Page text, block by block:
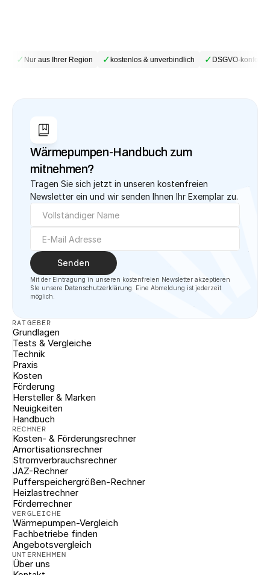
✓Nur aus Ihrer Region ✓kostenlos & unverbindlich ✓DSGVO-konform
Wärmepumpen-Handbuch zum
mitnehmen?
Tragen Sie sich jetzt in unseren kostenfreien
Newsletter ein und wir senden Ihnen Ihr Exemplar zu.
Senden
Mit der Eintragung in unseren kostenfreien Newsletter akzeptieren
SIe unsere Datenschutzerklärung . Eine Abmeldung ist jederzeit
möglich.
RATGEBER
Grundlagen
Tests & Vergleiche
Technik
Praxis
Kosten
Förderung
Hersteller & Marken
Neuigkeiten
Handbuch
RECHNER
Kosten- & Förderungsrechner
Amortisationsrechner
Stromverbrauchsrechner
JAZ-Rechner
Pufferspeichergrößen-Rechner
Heizlastrechner
Förderrechner
VERGLEICHE
Wärmepumpen-Vergleich
Fachbetriebe finden
Angebotsvergleich
UNTERNEHMEN
Über uns